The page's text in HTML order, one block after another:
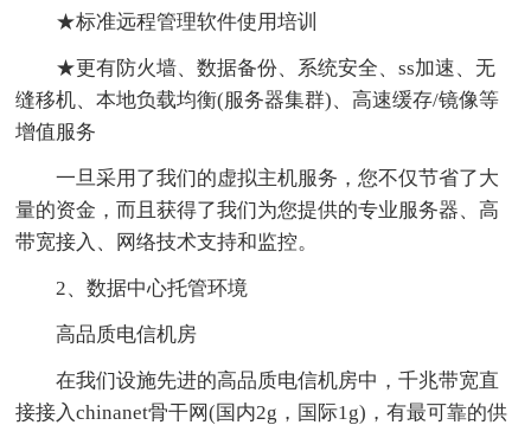
★标准远程管理软件使用培训
★更有防火墙、数据备份、系统安全、ss加速、无
缝移机、本地负载均衡(服务器集群)、高速缓存/镜像等
增值服务
一旦采用了我们的虚拟主机服务，您不仅节省了大
量的资金，而且获得了我们为您提供的专业服务器、高
带宽接入、网络技术支持和监控。
2、数据中心托管环境
高品质电信机房
在我们设施先进的高品质电信机房中，千兆带宽直
接接入chinanet骨干网(国内2g，国际1g)，有最可靠的供